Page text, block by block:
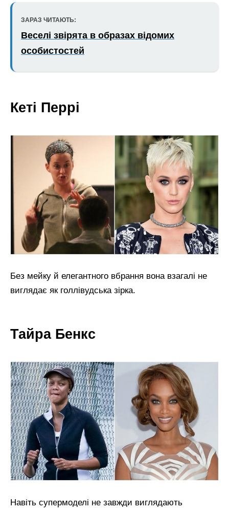
ЗАРАЗ ЧИТАЮТЬ:
Веселі звірята в образах відомих
особистостей
Кеті Перрі
Без мейку й елегантного вбрання вона взагалі не
виглядає як голлівудська зірка.
Тайра Бенкс
Навіть супермоделі не завжди виглядають